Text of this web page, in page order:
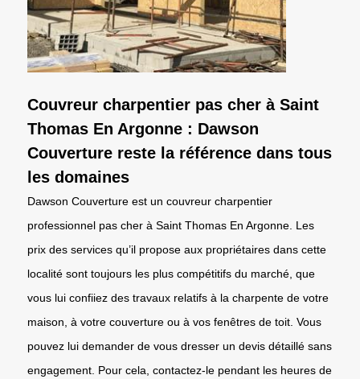
Couvreur charpentier pas cher à Saint
Thomas En Argonne : Dawson
Couverture reste la référence dans tous
les domaines
Dawson Couverture est un couvreur charpentier
professionnel pas cher à Saint Thomas En Argonne. Les
prix des services qu’il propose aux propriétaires dans cette
localité sont toujours les plus compétitifs du marché, que
vous lui confiiez des travaux relatifs à la charpente de votre
maison, à votre couverture ou à vos fenêtres de toit. Vous
pouvez lui demander de vous dresser un devis détaillé sans
engagement. Pour cela, contactez-le pendant les heures de